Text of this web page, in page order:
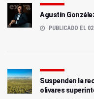
Agustín
PUBLICADO EL
Suspenden la
olivares